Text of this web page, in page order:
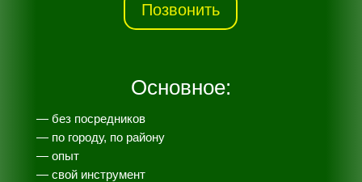
Позвонить
Основное:
— без посредников
— по городу, по району
— опыт
— свой инструмент